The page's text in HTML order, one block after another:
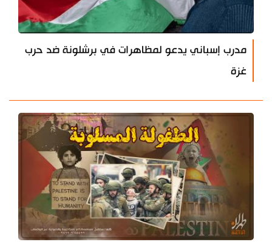
مدرب إسباني يدعو لمظاهرات في برشلونة ضد حرب
غزة